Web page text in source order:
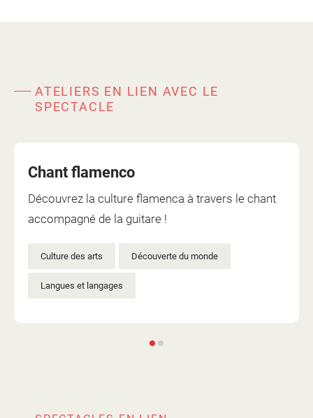
ATELIERS EN LIEN AVEC LE
SPECTACLE
Chant flamenco
Découvrez la culture flamenca à travers le chant
accompagné de la guitare !
Culture des arts Découverte du monde
Langues et langages